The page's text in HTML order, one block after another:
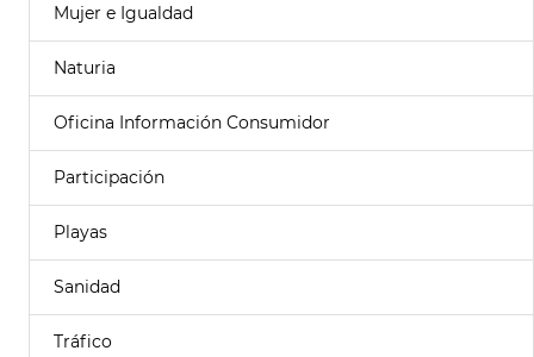
Mujer e Igualdad
Naturia
Oficina Información Consumidor
Participación
Playas
Sanidad
Tráfico